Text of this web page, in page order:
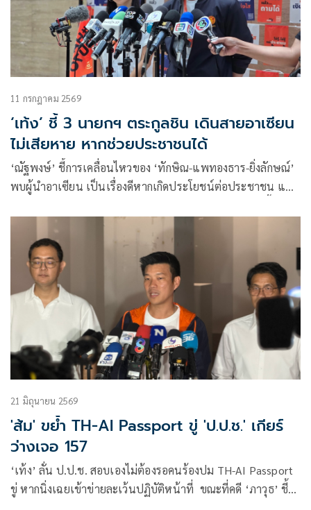
11 กรกฎาคม 2569
‘เท้ง’ ชี้ 3 นายกฯ ตระกูลชิน เดินสายอาเซียน
ไม่เสียหาย หากช่วยประชาชนได้
‘ณัฐพงษ์’ ชี้การเคลื่อนไหวของ ‘ทักษิณ-แพทองธาร-ยิ่งลักษณ์’
พบผู้นำอาเซียน เป็นเรื่องดีหากเกิดประโยชน์ต่อประชาชน แต่
พร้อมเรียกร้องเข้าตอบกระทู้สดในสภาฯ ตามหน้าที่
21 มิถุนายน 2569
'ส้ม' ขย้ำ TH-AI Passport ขู่ 'ป.ป.ช.' เกียร์
ว่างเจอ 157
‘เท้ง’ ลั่น ป.ป.ช. สอบเองไม่ต้องรอคนร้องปม TH-AI Passport
ขู่ หากนิ่งเฉยเข้าข่ายละเว้นปฏิบัติหน้าที่ ขณะที่คดี ‘ภาวุธ’ ชี้